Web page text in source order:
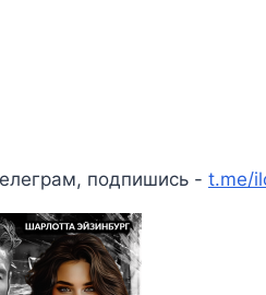
подпишись - t.me/